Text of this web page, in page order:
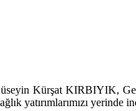
Kürşat KIRBIYIK,
yatırımlarımızı yerinde